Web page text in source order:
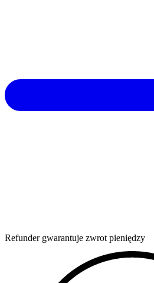
Refunder gwarantuje zwrot pieniędzy